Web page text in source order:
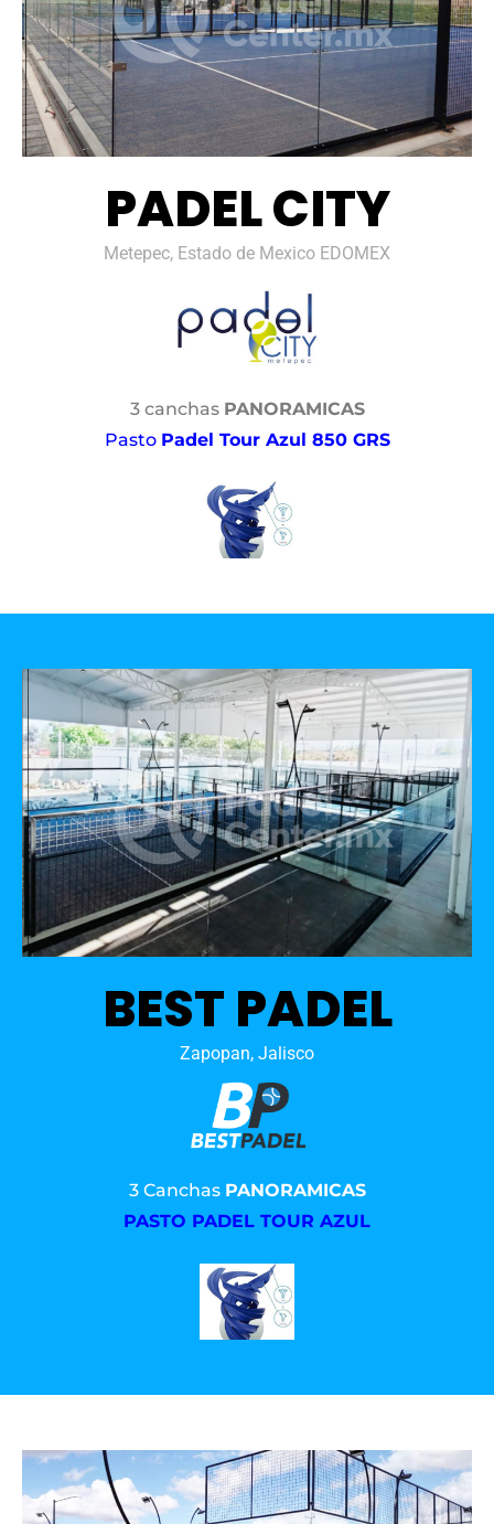
PADEL CITY
Metepec, Estado de Mexico EDOMEX
3 canchas PANORAMICAS
Pasto Padel Tour Azul 850 GRS
BEST PADEL
Zapopan, Jalisco
3 Canchas PANORAMICAS
PASTO PADEL TOUR AZUL